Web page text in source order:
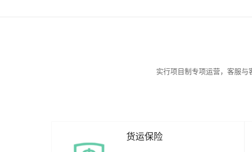
实行项目制专项运营，客服
货运保险